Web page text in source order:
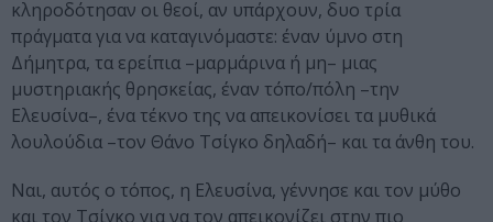
κληροδότησαν οι θεοί, αν υπάρχουν, δυο τρία
πράγματα για να καταγινόμαστε: έναν ύμνο στη
Δήμητρα, τα ερείπια –μαρμάρινα ή μη– μιας
μυστηριακής θρησκείας, έναν τόπο/πόλη –την
Ελευσίνα–, ένα τέκνο της να απεικονίσει τα μυθικά
λουλούδια –τον Θάνο Τσίγκο δηλαδή– και τα άνθη του.
Ναι, αυτός ο τόπος, η Ελευσίνα, γέννησε και τον μύθο
και τον Τσίγκο για να τον απεικονίζει στην πιο